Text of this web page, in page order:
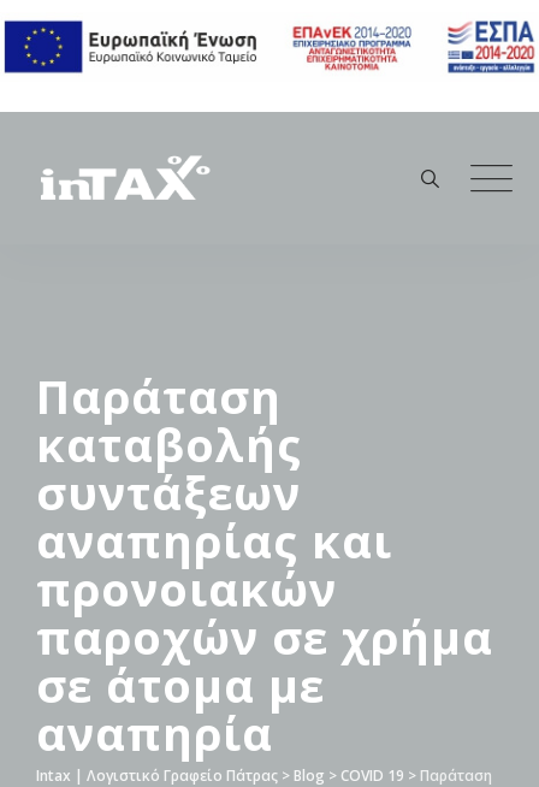
content
Παράταση
καταβολής
συντάξεων
αναπηρίας και
προνοιακών
παροχών σε χρήμα
σε άτομα με
αναπηρία
Intax | Λογιστικό Γραφείο Πάτρας > Blog > COVID 19 > Παράταση